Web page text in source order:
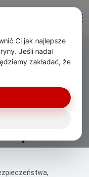
trendy 2026–
Ci jak najlepsze
Jeśli nadal
zakładać, że